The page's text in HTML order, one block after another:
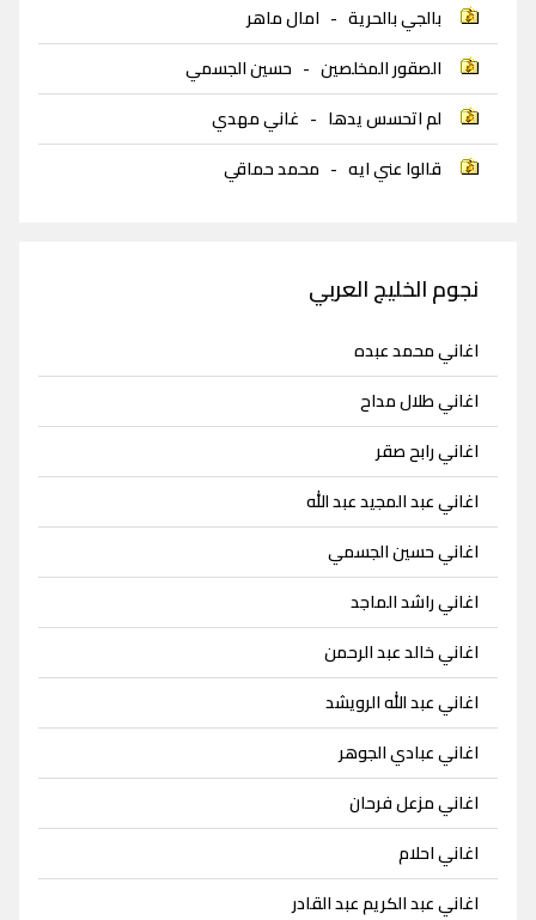
بالجي بالحرية - امال ماهر
الصقور المخلصين - حسين الجسمي
لم اتحسس يدها - غاني مهدي
قالوا عني ايه - محمد حماقي
نجوم الخليج العربي
اغاني محمد عبده
اغاني طلال مداح
اغاني رابح صقر
اغاني عبد المجيد عبد الله
اغاني حسين الجسمي
اغاني راشد الماجد
اغاني خالد عبد الرحمن
اغاني عبد الله الرويشد
اغاني عبادي الجوهر
اغاني مزعل فرحان
اغاني احلام
اغاني عبد الكريم عبد القادر